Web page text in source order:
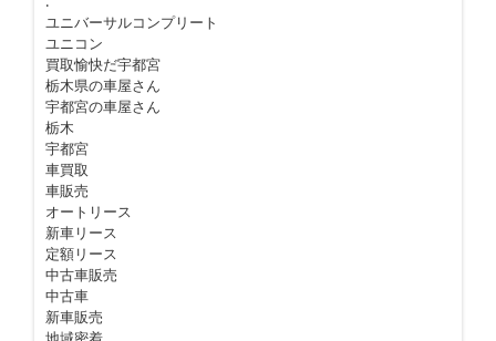
ユニバーサルコンプリート
ユニコン
買取愉快だ宇都宮
栃木県の車屋さん
宇都宮の車屋さん
栃木
宇都宮
車買取
車販売
オートリース
新車リース
定額リース
中古車販売
中古車
新車販売